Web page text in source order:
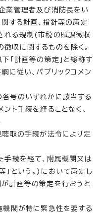
業管理者及び消防長をい
する計画、指針等の策定
れる規制(市税の賦課徴収
収に関するものを除く。
「計画等の策定」と総称す
に従い、パブリックコメン
号のいずれかに該当する
ト手続を経ることなく、
取の手続が法令により定
続を経て、附属機関又は
」という。)において策定し
計画等の策定を行おうと
関が特に緊急性を要する